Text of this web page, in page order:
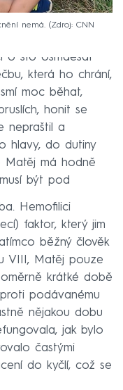
nemá.
Zdroj: CNN
o sto osmdesát
která ho chrání,
moc běhat,
honit se
nepraštil a
hlavy, do dutiny
Matěj má hodně
být pod
Hemofilici
faktor, který jim
běžný člověk
VIII, Matěj pouze
krátké době
podávanému
nějakou dobu
jak bylo
častými
do kyčlí, což se